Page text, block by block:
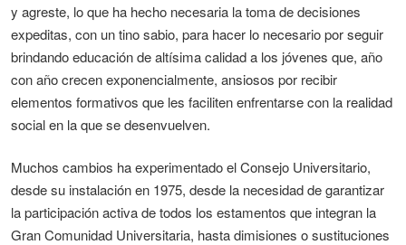
y agreste, lo que ha hecho necesaria la toma de decisiones
expeditas, con un tino sabio, para hacer lo necesario por seguir
brindando educación de altísima calidad a los jóvenes que, año
con año crecen exponencialmente, ansiosos por recibir
elementos formativos que les faciliten enfrentarse con la realidad
social en la que se desenvuelven.
Muchos cambios ha experimentado el Consejo Universitario,
desde su instalación en 1975, desde la necesidad de garantizar
la participación activa de todos los estamentos que integran la
Gran Comunidad Universitaria, hasta dimisiones o sustituciones